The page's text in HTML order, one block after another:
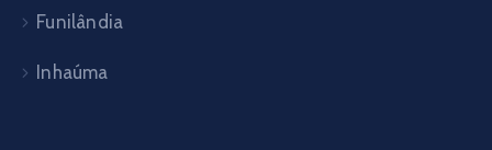
Funilândia
Inhaúma